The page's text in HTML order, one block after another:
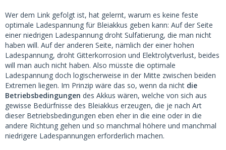
Wer dem Link gefolgt ist, hat gelernt, warum es keine feste
optimale Ladespannung für Bleiakkus geben kann: Auf der Seite
einer niedrigen Ladespannung droht Sulfatierung, die man nicht
haben will. Auf der anderen Seite, nämlich der einer hohen
Ladespannung, droht Gitterkorrosion und Elektrolytverlust, beides
will man auch nicht haben. Also müsste die optimale
Ladespannung doch logischerweise in der Mitte zwischen beiden
Extremen liegen. Im Prinzip wäre das so, wenn da nicht die
Betriebsbedingungen des Akkus wären, welche von sich aus
gewisse Bedürfnisse des Bleiakkus erzeugen, die je nach Art
dieser Betriebsbedingungen eben eher in die eine oder in die
andere Richtung gehen und so manchmal höhere und manchmal
niedrigere Ladespannungen erforderlich machen.